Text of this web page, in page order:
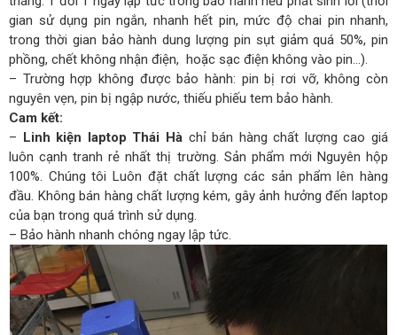
gian sử dụng pin ngắn, nhanh hết pin, mức độ chai pin nhanh,
trong thời gian bảo hành dung lượng pin sụt giảm quá 50%, pin
phồng, chết không nhận điện, hoặc sạc điện không vào pin…).
– Trường hợp không được bảo hành: pin bị rơi vỡ, không còn
nguyên vẹn, pin bị ngập nước, thiếu phiếu tem bảo hành.
Cam kết:
– Linh kiện laptop Thái Hàchỉ bán hàng chất lượng cao giá
luôn cạnh tranh rẻ nhất thị trường. Sản phẩm mới Nguyên hộp
100%. Chúng tôi Luôn đặt chất lượng các sản phẩm lên hàng
đầu. Không bán hàng chất lượng kém, gây ảnh hưởng đến laptop
của bạn trong quá trình sử dụng.
– Bảo hành nhanh chóng ngay lập tức.